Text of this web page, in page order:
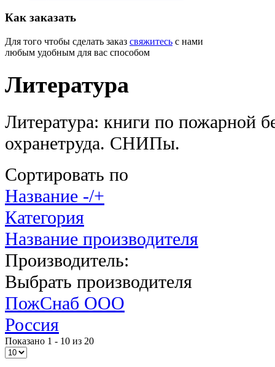
Как заказать
Для того чтобы сделать заказ свяжитесь с нами
любым удобным для вас способом
Литература
Литература: книги по пожарной
охранетруда. СНИПы.
Сортировать по
Название -/+
Категория
Название производителя
Производитель:
Выбрать производителя
ПожСнаб ООО
Россия
Показано 1 - 10 из 20